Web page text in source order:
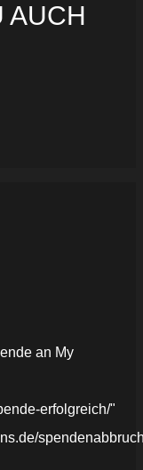
AUCH
an My
erfolgreich/"